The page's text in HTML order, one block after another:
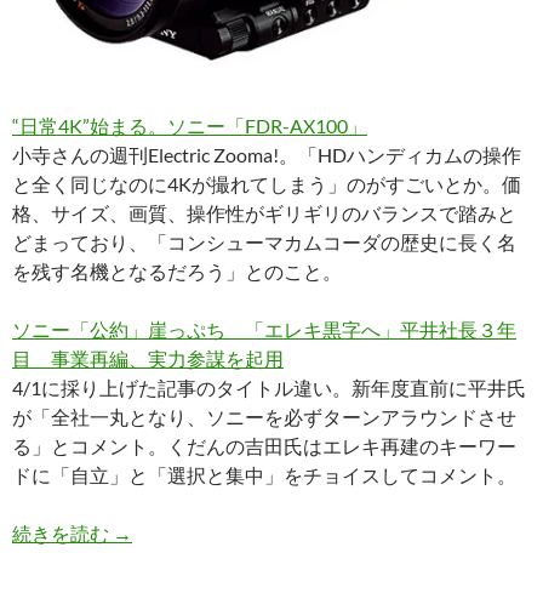
“日常4K”始まる。ソニー「FDR-AX100」
小寺さんの週刊Electric Zooma!。「HDハンディカムの操作
と全く同じなのに4Kが撮れてしまう」のがすごいとか。価
格、サイズ、画質、操作性がギリギリのバランスで踏みと
どまっており、「コンシューマカムコーダの歴史に長く名
を残す名機となるだろう」とのこと。
ソニー「公約」崖っぷち 「エレキ黒字へ」平井社長３年
目 事業再編、実力参謀を起用
4/1に採り上げた記事のタイトル違い。新年度直前に平井氏
が「全社一丸となり、ソニーを必ずターンアラウンドさせ
る」とコメント。くだんの吉田氏はエレキ再建のキーワー
ドに「自立」と「選択と集中」をチョイスしてコメント。
続きを読む 2014/04/03版ソニー関連トピック〜FDR-
→